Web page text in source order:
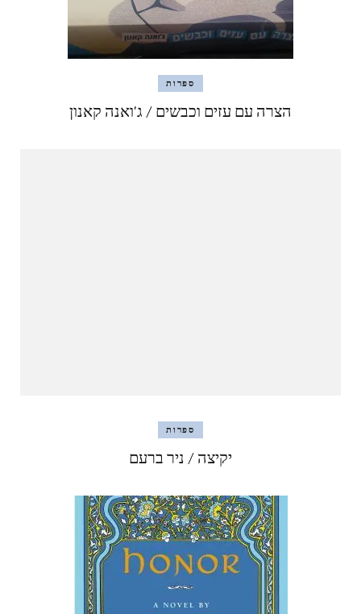
ספרות
הצרה עם עזים וכבשים / ג'ואנה קאנון
ספרות
יקיצה / ניר ברעם